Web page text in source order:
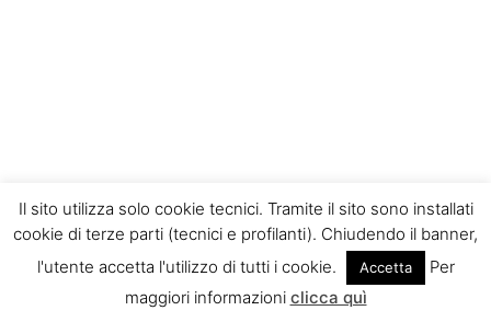
Il sito utilizza solo cookie tecnici. Tramite il sito sono installati
cookie di terze parti (tecnici e profilanti). Chiudendo il banner,
l'utente accetta l'utilizzo di tutti i cookie.
Accetta
Per
maggiori informazioni clicca quì